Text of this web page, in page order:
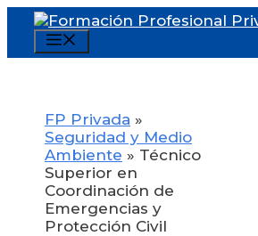
Saltar
contenido
FP Privada »
Seguridad y Medio
Ambiente » Técnico
Superior en
Coordinación de
Emergencias y
Protección Civil